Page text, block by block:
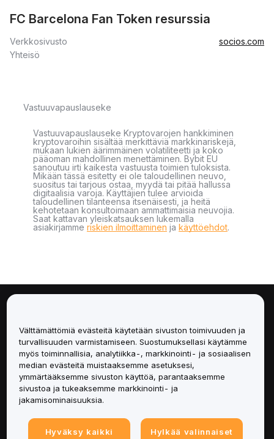
FC Barcelona Fan Token resurssia
Verkkosivusto
socios.com
Yhteisö
Vastuuvapauslauseke
Vastuuvapauslauseke Kryptovarojen hankkiminen
kryptovaroihin sisältää merkittäviä markkinariskejä,
mukaan lukien äärimmäinen volatiliteetti ja koko
pääoman mahdollinen menettäminen. Bybit EU
sanoutuu irti kaikesta vastuusta toimien tuloksista.
Mikään tässä esitetty ei ole taloudellinen neuvo,
suositus tai tarjous ostaa, myydä tai pitää hallussa
digitaalisia varoja. Käyttäjien tulee arvioida
taloudellinen tilanteensa itsenäisesti, ja heitä
kehotetaan konsultoimaan ammattimaisia neuvojia.
Saat kattavan yleiskatsauksen lukemalla
asiakirjamme riskien ilmoittaminen ja käyttöehdot.
Palvelut
Tuki
Tuotteet
Lakiasiat
Välttämättömiä evästeitä käytetään sivuston toimivuuden ja
turvallisuuden varmistamiseen. Suostumuksellasi käytämme
myös toiminnallisia, analytiikka-, markkinointi- ja sosiaalisen
median evästeitä muistaaksemme asetuksesi,
ymmärtääksemme sivuston käyttöä, parantaaksemme
sivustoa ja tukeaksemme markkinointi- ja
jakamisominaisuuksia.
Hyväksy kaikki
Hylkää valinnaiset